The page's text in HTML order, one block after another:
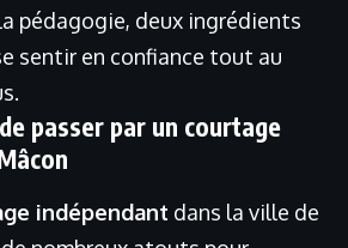
pédagogie, deux ingrédients
sentir en confiance tout au
passer par un courtage
indépendant dans la ville de